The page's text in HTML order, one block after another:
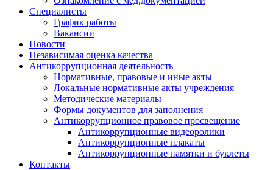
Специалисты
График работы
Вакансии
Новости
Независимая оценка качества
Антикоррупционная деятельность
Нормативные, правовые и иные акты
Локальные нормативные акты учреждения
Методические материалы
Формы документов для заполнения
Антикоррупционное правовое просвещение
Антикоррупционные видеоролики
Антикоррупционные плакаты
Антикоррупционные памятки и буклеты
Контакты